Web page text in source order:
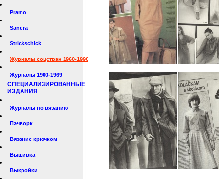
Pramo
Sandra
Strickschick
Журналы соцстран 1960-1990
Журналы 1960-1969
СПЕЦИАЛИЗИРОВАННЫЕ
ИЗДАНИЯ
Журналы по вязанию
Пэчворк
Вязание крючком
Вышивка
Выкройки